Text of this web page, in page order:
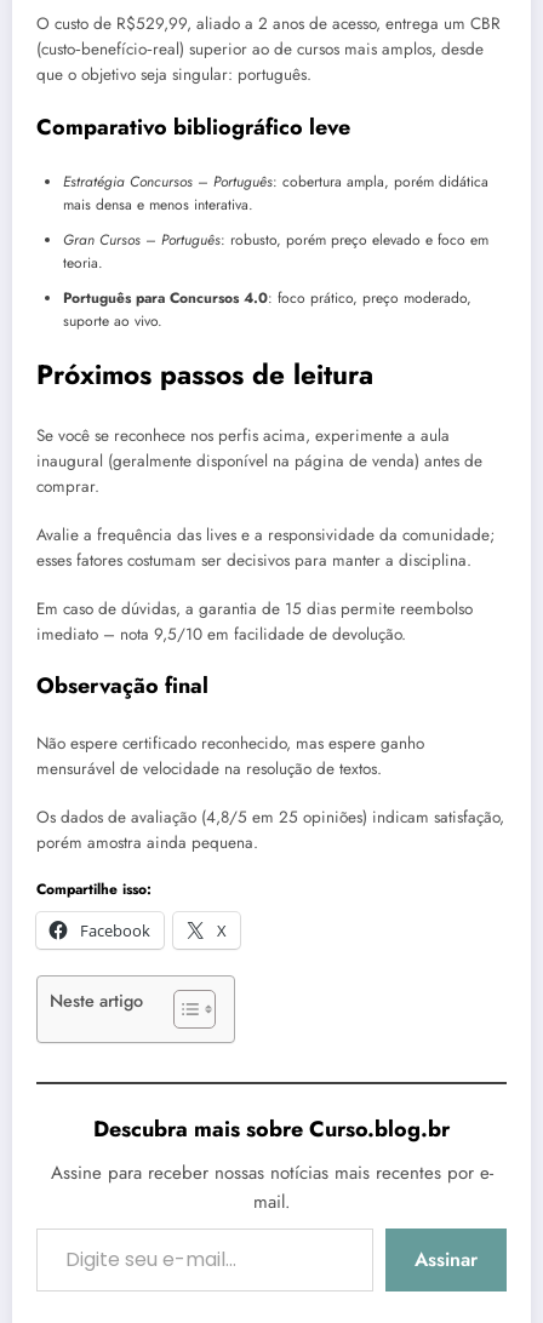
O custo de R$529,99, aliado a 2 anos de acesso, entrega um CBR
(custo‑benefício‑real) superior ao de cursos mais amplos, desde
que o objetivo seja singular: português.
Comparativo bibliográfico leve
Estratégia Concursos – Português: cobertura ampla, porém didática
mais densa e menos interativa.
Gran Cursos – Português: robusto, porém preço elevado e foco em
teoria.
Português para Concursos 4.0: foco prático, preço moderado,
suporte ao vivo.
Próximos passos de leitura
Se você se reconhece nos perfis acima, experimente a aula
inaugural (geralmente disponível na página de venda) antes de
comprar.
Avalie a frequência das lives e a responsividade da comunidade;
esses fatores costumam ser decisivos para manter a disciplina.
Em caso de dúvidas, a garantia de 15 dias permite reembolso
imediato – nota 9,5/10 em facilidade de devolução.
Observação final
Não espere certificado reconhecido, mas espere ganho
mensurável de velocidade na resolução de textos.
Os dados de avaliação (4,8/5 em 25 opiniões) indicam satisfação,
porém amostra ainda pequena.
Compartilhe isso:
Facebook
X
Neste artigo
Descubra mais sobre Curso.blog.br
Assine para receber nossas notícias mais recentes por e-
mail.
Digite seu e-mail…
Assinar